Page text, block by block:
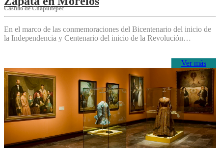
Castillo de Chapultepec
En el marco de las conmemoraciones del Bicentenario del inicio de
la Independencia y Centenario del inicio de la Revolución…
Ver más